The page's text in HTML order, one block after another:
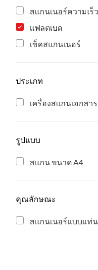
สเเกนเนอร์ความเร็
เเฟลตเบด
เช็คสแกนเนอร์
ประเภท
เครื่องสแกนเอกสาร
รูปแบบ
สแกน ขนาด A4
คุณลักษณะ
สแกนเนอร์แบบแท่